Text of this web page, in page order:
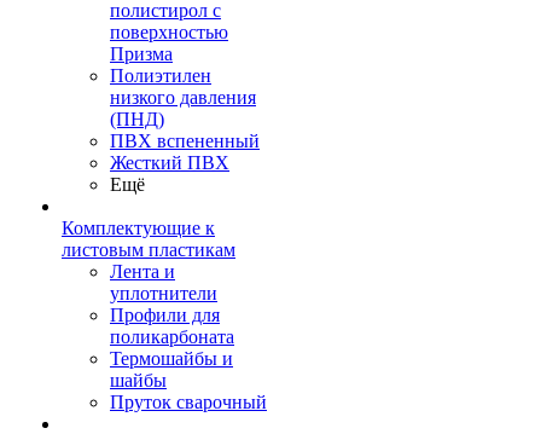
полистирол с
поверхностью
Призма
Полиэтилен
низкого давления
(ПНД)
ПВХ вспененный
Жесткий ПВХ
Ещё
Комплектующие к
листовым пластикам
Лента и
уплотнители
Профили для
поликарбоната
Термошайбы и
шайбы
Пруток сварочный